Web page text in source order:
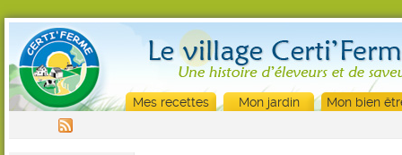
Mes recettes Mon jardin Mon bien